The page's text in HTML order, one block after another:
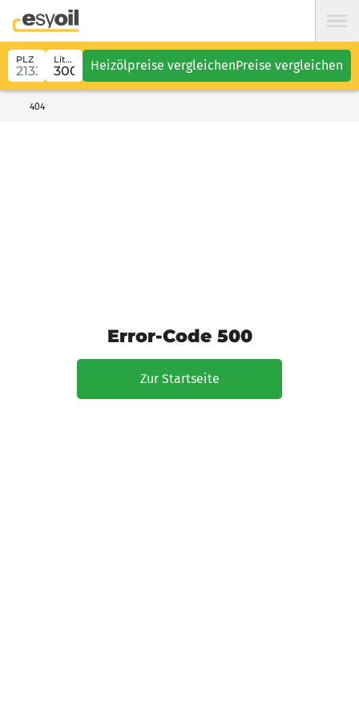
PLZ Liter Heizölpreise vergleichenPreise vergleichen
404
Error-Code 500
Zur Startseite